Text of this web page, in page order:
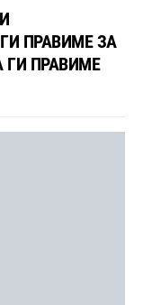
ПРАВИМЕ ЗА
ГИ ПРАВИМЕ